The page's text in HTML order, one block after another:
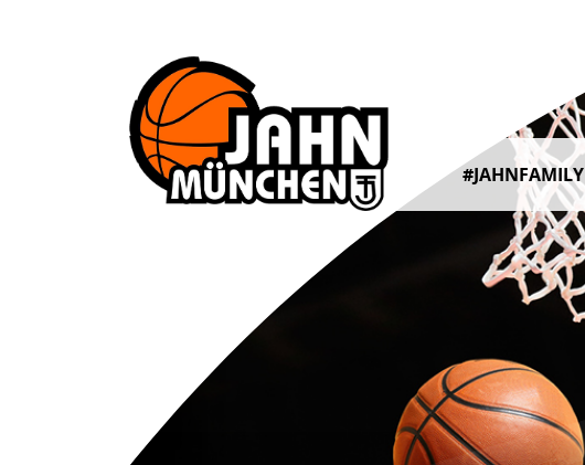
#JAHNFAMILY